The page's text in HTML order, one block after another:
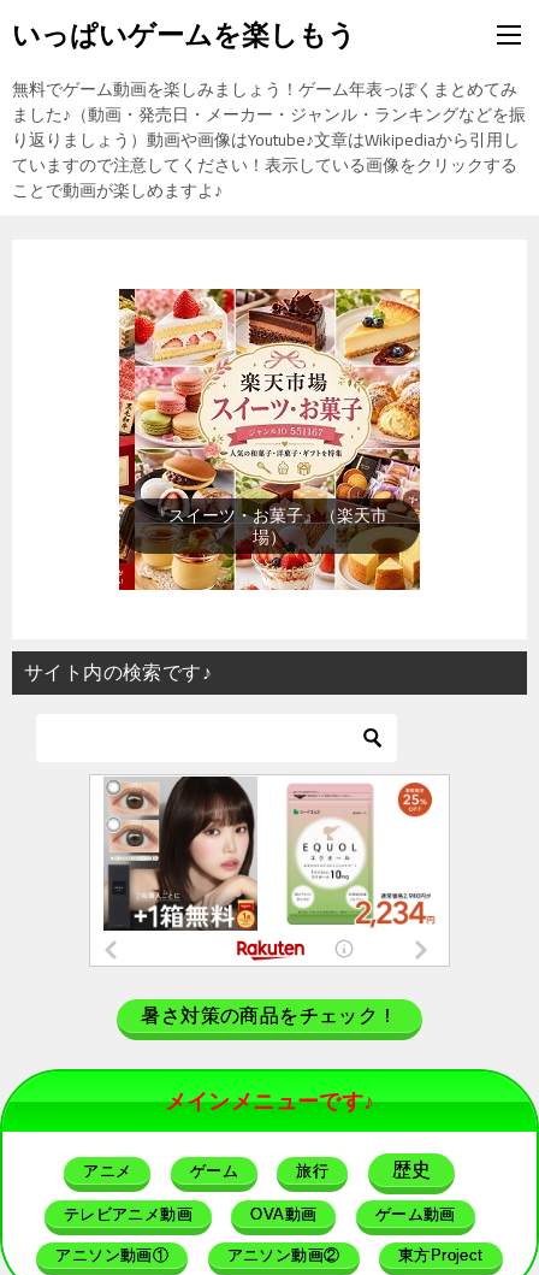
いっぱいゲームを楽しもう
無料でゲーム動画を楽しみましょう！ゲーム年表っぽくまとめてみ
ました♪（動画・発売日・メーカー・ジャンル・ランキングなどを振
り返りましょう）動画や画像はYoutube♪文章はWikipediaから引用し
ていますので注意してください！表示している画像をクリックする
ことで動画が楽しめますよ♪
『メンズファッション』（楽天市
場）
サイト内の検索です♪
暑さ対策の商品をチェック！
メインメニューです♪
アニメ ゲーム 旅行 歴史
テレビアニメ動画 OVA動画 ゲーム動画
アニソン動画① アニソン動画② 東方Project